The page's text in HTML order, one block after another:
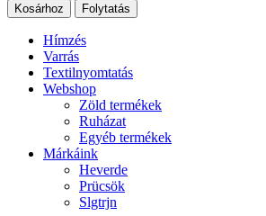
Kosárhoz Folytatás
Hímzés
Varrás
Textilnyomtatás
Webshop
Zöld termékek
Ruházat
Egyéb termékek
Márkáink
Heverde
Prücsök
Slgtrjn